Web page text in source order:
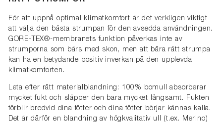
För att uppnå optimal klimatkomfort är det verkligen viktigt
att välja den bästa strumpan för den avsedda användningen.
GORE-TEX®-membranets funktion påverkas inte av
strumporna som bärs med skon, men att bära rätt strumpa
kan ha en betydande positiv inverkan på den upplevda
klimatkomforten.
Leta efter rätt materialblandning: 100% bomull absorberar
mycket fukt och släpper den bara mycket långsamt. Fukten
förblir bredvid dina fötter och dina fötter börjar kännas kalla.
Det är därför en blandning av högkvalitativ ull (t.ex. Merino)